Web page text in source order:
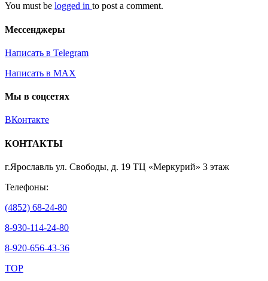
You must be logged in to post a comment.
Мессенджеры
Написать в Telegram
Написать в MAX
Мы в соцсетях
ВКонтакте
КОНТАКТЫ
г.Ярославль ул. Свободы, д. 19 ТЦ «Меркурий» 3 этаж
Телефоны:
(4852) 68-24-80
8-930-114-24-80
8-920-656-43-36
TOP